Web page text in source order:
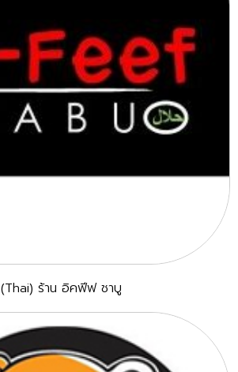
(Thai) ร้าน อิคฟีฟ ชาบู